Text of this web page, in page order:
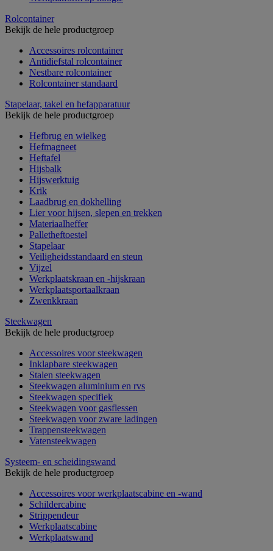
Rolcontainer
Bekijk de hele productgroep
Accessoires rolcontainer
Antidiefstal rolcontainer
Nestbare rolcontainer
Rolcontainer standaard
Stapelaar, takel en hefapparatuur
Bekijk de hele productgroep
Hefbrug en wielkeg
Hefmagneet
Heftafel
Hijsbalk
Hijswerktuig
Krik
Laadbrug en dokhelling
Lier voor hijsen, slepen en trekken
Materiaalheffer
Palletheftoestel
Stapelaar
Veiligheidsstandaard en steun
Vijzel
Werkplaatskraan en -hijskraan
Werkplaatsportaalkraan
Zwenkkraan
Steekwagen
Bekijk de hele productgroep
Accessoires voor steekwagen
Inklapbare steekwagen
Stalen steekwagen
Steekwagen aluminium en rvs
Steekwagen specifiek
Steekwagen voor gasflessen
Steekwagen voor zware ladingen
Trappensteekwagen
Vatensteekwagen
Systeem- en scheidingswand
Bekijk de hele productgroep
Accessoires voor werkplaatscabine en -wand
Schildercabine
Strippendeur
Werkplaatscabine
Werkplaatswand